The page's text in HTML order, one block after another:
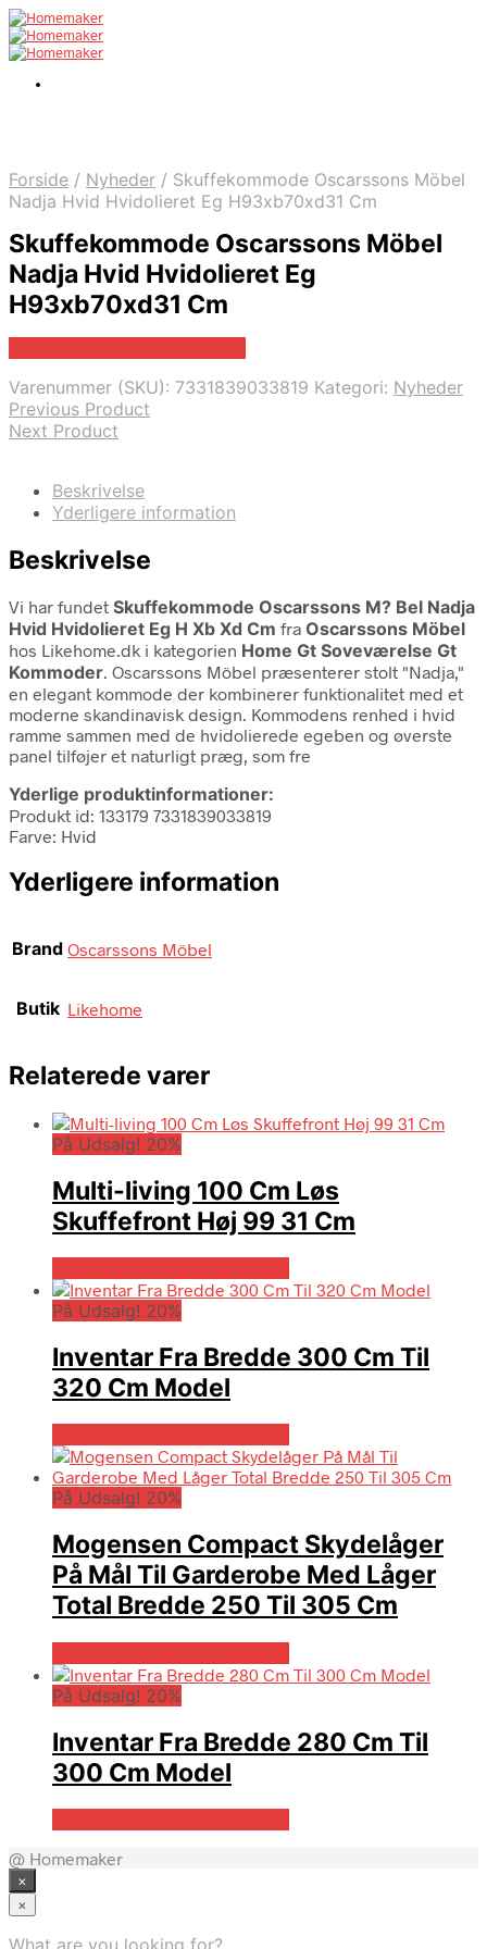
Forside / Nyheder / Skuffekommode Oscarssons Möbel
Nadja Hvid Hvidolieret Eg H93xb70xd31 Cm
Skuffekommode Oscarssons Möbel
Nadja Hvid Hvidolieret Eg
H93xb70xd31 Cm
Varenummer (SKU): 7331839033819 Kategori: Nyheder
Previous Product
Next Product
Beskrivelse
Yderligere information
Beskrivelse
Vi har fundet Skuffekommode Oscarssons M? Bel Nadja
Hvid Hvidolieret Eg H Xb Xd Cm fra Oscarssons Möbel
hos Likehome.dk i kategorien Home Gt Soveværelse Gt
Kommoder. Oscarssons Möbel præsenterer stolt "Nadja,"
en elegant kommode der kombinerer funktionalitet med et
moderne skandinavisk design. Kommodens renhed i hvid
ramme sammen med de hvidolierede egeben og øverste
panel tilføjer et naturligt præg, som fre
Yderlige produktinformationer:
Produkt id: 133179 7331839033819
Farve: Hvid
Yderligere information
Brand Oscarssons Möbel
Butik Likehome
Relaterede varer
På Udsalg! 20%
Multi-living 100 Cm Løs
Skuffefront Høj 99 31 Cm
På Udsalg! 20%
Inventar Fra Bredde 300 Cm Til
320 Cm Model
På Udsalg! 20%
Mogensen Compact Skydelåger
På Mål Til Garderobe Med Låger
Total Bredde 250 Til 305 Cm
På Udsalg! 20%
Inventar Fra Bredde 280 Cm Til
300 Cm Model
@ Homemaker
×
×
What are you looking for?